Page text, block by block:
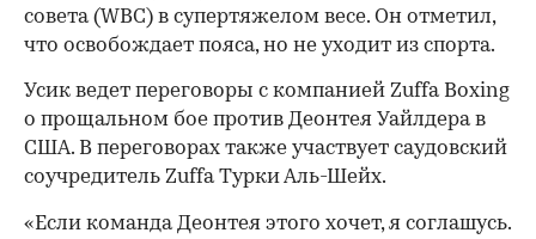
совета (WBC) в супертяжелом весе. Он отметил,
что освобождает пояса, но не уходит из спорта.
Усик ведет переговоры с компанией Zuffa Boxing
о прощальном бое против Деонтея Уайлдера в
США. В переговорах также участвует саудовский
соучредитель Zuffa Турки Аль-Шейх.
«Если команда Деонтея этого хочет, я соглашусь.